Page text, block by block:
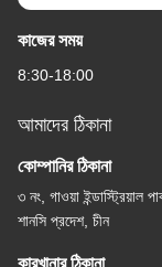
কাজের সময়
8:30-18:00
আমাদের ঠিকানা
কোম্পানির ঠিকানা
৩ নং, গাওয়া ইন্ডাস্ট্রিয়াল
শানসি প্রদেশ, চীন
কারখানার ঠিকানা